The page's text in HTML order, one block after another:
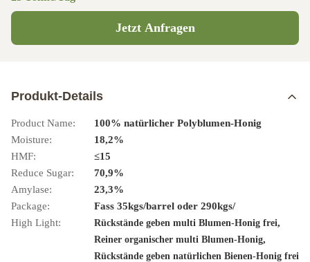
Jetzt Anfragen
Produkt-Details
Product Name:
100% natürlicher Polyblumen-Honig
Moisture:
18,2%
HMF:
≤15
Reduce Sugar:
70,9%
Amylase:
23,3%
Package:
Fass 35kgs/barrel oder 290kgs/
High Light:
Rückstände geben multi Blumen-Honig frei,
Reiner organischer multi Blumen-Honig,
Rückstände geben natürlichen Bienen-Honig frei